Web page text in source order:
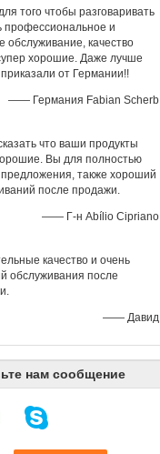
того чтобы разговаривать
профессиональное и
обслуживание, качество
хорошие. Даже лучше
от Германии!!
—— Германия Fabian Scherb
что ваши продукты
Вы для полностью
также хороший
после продажи.
—— Г-н Abílio Cipriano
качество и очень
обслуживания после
—— Давид
нам сообщение